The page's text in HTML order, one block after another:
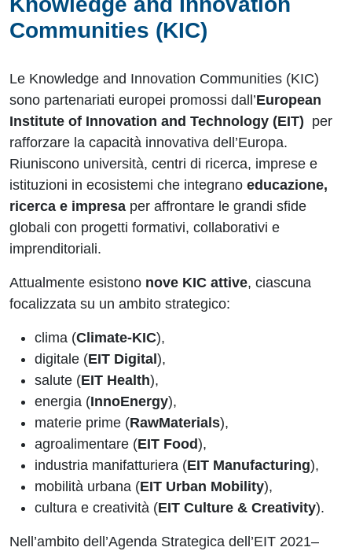
Communities (KIC)
Le Knowledge and Innovation Communities (KIC)
sono partenariati europei promossi dall’European
Institute of Innovation and Technology (EIT) per
rafforzare la capacità innovativa dell’Europa.
Riuniscono università, centri di ricerca, imprese e
istituzioni in ecosistemi che integrano educazione,
ricerca e impresa per affrontare le grandi sfide
globali con progetti formativi, collaborativi e
imprenditoriali.
Attualmente esistono nove KIC attive, ciascuna
focalizzata su un ambito strategico:
clima (Climate-KIC),
digitale (EIT Digital ),
salute (EIT Health),
energia (InnoEnergy),
materie prime (RawMaterials),
agroalimentare (EIT Food),
industria manifatturiera (EIT Manufacturing),
mobilità urbana (EIT Urban Mobility),
cultura e creatività (EIT Culture & Creativity).
Nell’ambito dell’Agenda Strategica dell’EIT 2021–